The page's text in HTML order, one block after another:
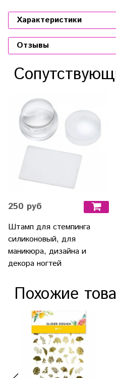
Характеристики
Отзывы
250 руб
Штамп для стемпинга
силиконовый, для
маникюра, дизайна и
декора ногтей
Похожие